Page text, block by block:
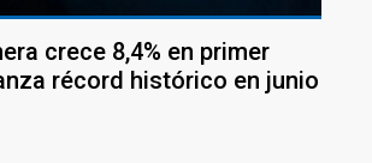
crece 8,4% en primer
récord histórico en junio